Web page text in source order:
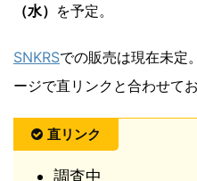
（水） を予定。
SNKRSでの販売は現在未定
ージで直リンクと合わせてお
直リンク
調査中